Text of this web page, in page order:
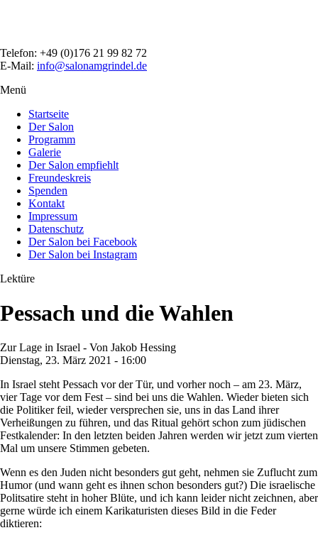
Telefon: +49 (0)176 21 99 82 72
E-Mail: info@salonamgrindel.de
Menü
Startseite
Der Salon
Programm
Galerie
Der Salon empfiehlt
Freundeskreis
Spenden
Kontakt
Impressum
Datenschutz
Der Salon bei Facebook
Der Salon bei Instagram
Lektüre
Pessach und die Wahlen
Zur Lage in Israel - Von Jakob Hessing
Dienstag, 23. März 2021 - 16:00
In Israel steht Pessach vor der Tür, und vorher noch – am 23. März,
vier Tage vor dem Fest – sind bei uns die Wahlen. Wieder bieten sich
die Politiker feil, wieder versprechen sie, uns in das Land ihrer
Verheißungen zu führen, und das Ritual gehört schon zum jüdischen
Festkalender: In den letzten beiden Jahren werden wir jetzt zum vierten
Mal um unsere Stimmen gebeten.
Wenn es den Juden nicht besonders gut geht, nehmen sie Zuflucht zum
Humor (und wann geht es ihnen schon besonders gut?) Die israelische
Politsatire steht in hoher Blüte, und ich kann leider nicht zeichnen, aber
gerne würde ich einem Karikaturisten dieses Bild in die Feder
diktieren: